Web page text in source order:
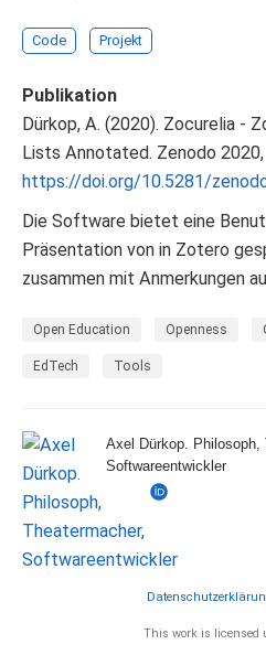
Code Projekt
Publikation
Dürkop, A. (2020). Zocurelia -
Lists Annotated. Zenodo 2020,
https://doi.org/10.5281/
Die Software bietet eine
Präsentation von in Zotero
zusammen mit Anmerkungen
Open Education Openness
EdTech Tools
Axel Dürkop. Philosoph,
Softwareentwickler
This work is licensed